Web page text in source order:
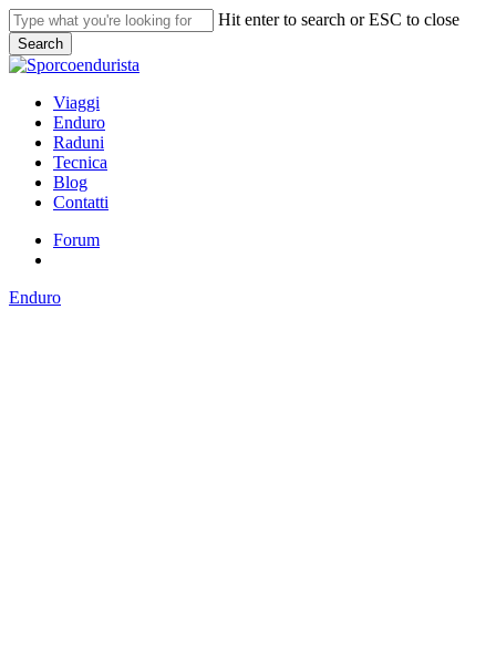
Skip
to
main
content
Hit enter to search or ESC to close
Search
Close
search
Menu
Viaggi
Enduro
Raduni
Tecnica
Blog
Contatti
Forum
Enduro